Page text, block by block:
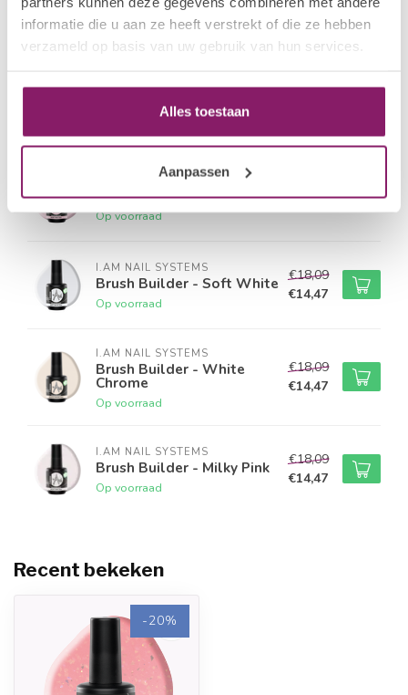
informatie die u aan ze heeft verstrekt of die ze hebben
verzameld op basis van uw gebruik van hun services.
Alles toestaan
Aanpassen
Gerelateerde producten
I.AM NAIL SYSTEMS
Brush Builder - Baby Pink
Op voorraad
I.AM NAIL SYSTEMS
Brush Builder - Soft White
Op voorraad
€18,09
€14,47
I.AM NAIL SYSTEMS
Brush Builder - White
Chrome
Op voorraad
€18,09
€14,47
I.AM NAIL SYSTEMS
Brush Builder - Milky Pink
Op voorraad
€18,09
€14,47
Recent bekeken
-20%